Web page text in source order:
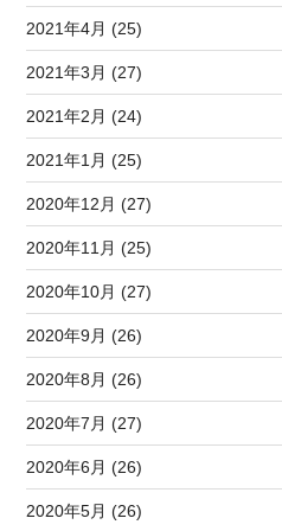
2021年4月 (25)
2021年3月 (27)
2021年2月 (24)
2021年1月 (25)
2020年12月 (27)
2020年11月 (25)
2020年10月 (27)
2020年9月 (26)
2020年8月 (26)
2020年7月 (27)
2020年6月 (26)
2020年5月 (26)